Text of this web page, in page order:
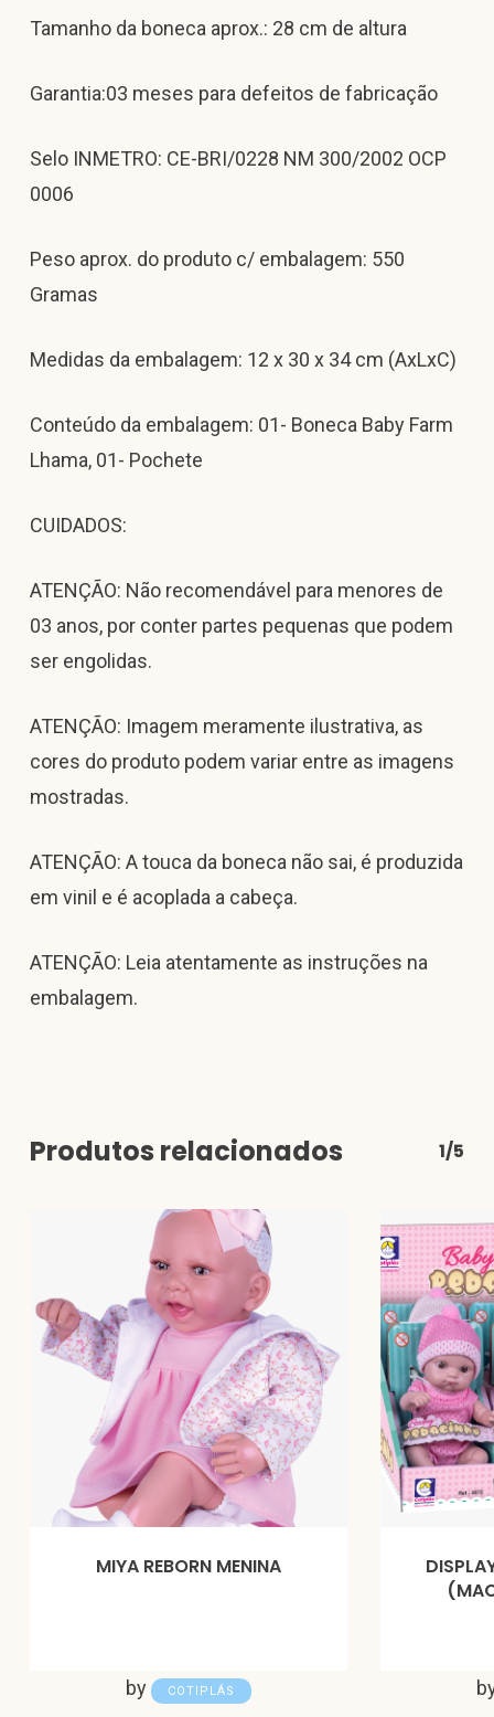
Tamanho da boneca aprox.: 28 cm de altura
Garantia:03 meses para defeitos de fabricação
Selo INMETRO: CE-BRI/0228 NM 300/2002 OCP
0006
Peso aprox. do produto c/ embalagem: 550
Gramas
Medidas da embalagem: 12 x 30 x 34 cm (AxLxC)
Conteúdo da embalagem: 01- Boneca Baby Farm
Lhama, 01- Pochete
CUIDADOS:
ATENÇÃO: Não recomendável para menores de
03 anos, por conter partes pequenas que podem
ser engolidas.
ATENÇÃO: Imagem meramente ilustrativa, as
cores do produto podem variar entre as imagens
mostradas.
ATENÇÃO: A touca da boneca não sai, é produzida
em vinil e é acoplada a cabeça.
ATENÇÃO: Leia atentamente as instruções na
embalagem.
Produtos relacionados 1/5
MIYA REBORN MENINA
by COTIPLÁS